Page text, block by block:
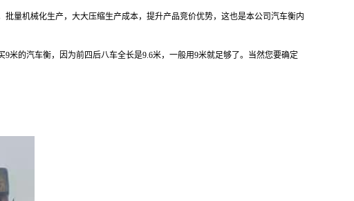
量机械化生产，大大压缩生产成本，提升产品竞价优势，这也是本公司汽车衡内
的汽车衡，因为前四后八车全长是9.6米，一般用9米就足够了。当然您要确定